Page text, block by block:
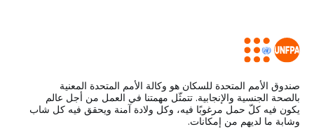
صندوق الأمم المتحدة للسكان هو وكالة الأمم المتحدة المعنية
بالصحة الجنسية والإنجابية. تتمثّل مهمتنا في العمل من أجل عالم
يكون فيه كلّ حمل مرغوبًا فيه، وكل ولادة آمنة ويحقق فيه كل شاب
وشابة ما لديهم من إمكانات.